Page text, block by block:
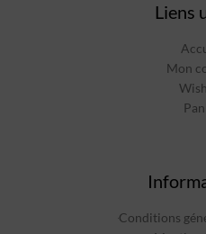
Liens
Mon
Conditions